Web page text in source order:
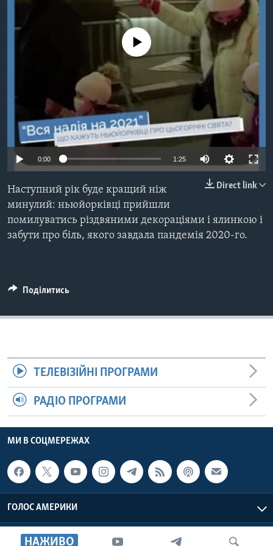
ІСТОРІЇ УСПІХУ УКРАЇНЦІВ
ТЕЛЕПРОГРАМИ
БРИФІНГ ГОЛОСУ АМЕРИКИ
СТУДІЯ ВАШИНГТОН
ВІКНО В АМЕРИКУ
ПРАЙМ-ТАЙМ
ПОГЛЯД З ВАШИНГТОНА
Learning English
МИ В СОЦМЕРЕЖАХ
Мови
НАЖИВО
No media source currently available
0:00 1:25
Direct link
Наступний рік буде кращий ніж
минулий: ньюйорківці прийшли
помилуватись різдвяними декораціями і ялинкою і
забути про біль, якого завдала пандемія 2020-го.
Поділитись
ТЕЛЕВІЗІЙНІ ПРОГРАМИ
РАДІО ПРОГРАМИ
МИ В СОЦМЕРЕЖАХ
ГОЛОС АМЕРИКИ
Голос Америки © 2026 VOA, Inc. Всі права захищені